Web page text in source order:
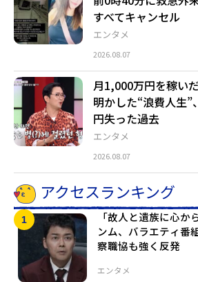
エンタメ
すべてキャンセル
2026.08.07
エンタメ
月1,000万円を稼い
明かした“浪費人生
円失った過去
2026.08.07
アクセスランキング
エンタメ
「故人と遺族に心か
ンム、バラエティ番
察職協も強く反発